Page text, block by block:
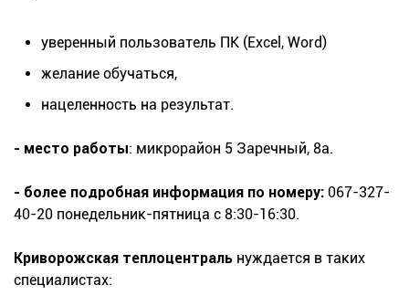
уверенный пользователь ПК (Excel, Word)
желание обучаться,
нацеленность на результат.
- место работы: микрорайон 5 Заречный, 8а.
- более подробная информация по номеру: 067-327-
40-20 понедельник-пятница с 8:30-16:30.
Криворожская теплоцентраль нуждается в таких
специалистах: